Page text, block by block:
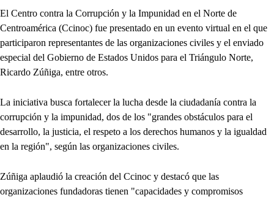
El Centro contra la Corrupción y la Impunidad en el Norte de
Centroamérica (Ccinoc) fue presentado en un evento virtual en el que
participaron representantes de las organizaciones civiles y el enviado
especial del Gobierno de Estados Unidos para el Triángulo Norte,
Ricardo Zúñiga, entre otros.
La iniciativa busca fortalecer la lucha desde la ciudadanía contra la
corrupción y la impunidad, dos de los "grandes obstáculos para el
desarrollo, la justicia, el respeto a los derechos humanos y la igualdad
en la región", según las organizaciones civiles.
Zúñiga aplaudió la creación del Ccinoc y destacó que las
organizaciones fundadoras tienen "capacidades y compromisos